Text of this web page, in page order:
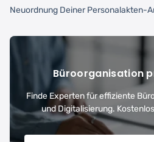
Neuordnung Deiner Personalakten-
Büroorganisation
Finde Experten für effiziente
und Digitalisierung.